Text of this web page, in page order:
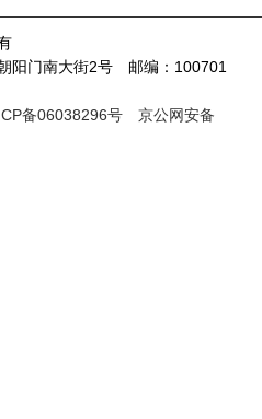
阳门南大街2号 邮编：100701
备06038296号
京公网安备